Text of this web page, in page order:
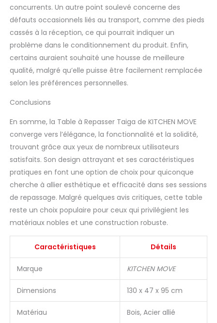
concurrents. Un autre point soulevé concerne des
défauts occasionnels liés au transport, comme des pieds
cassés à la réception, ce qui pourrait indiquer un
problème dans le conditionnement du produit. Enfin,
certains auraient souhaité une housse de meilleure
qualité, malgré qu’elle puisse être facilement remplacée
selon les préférences personnelles.
Conclusions
En somme, la Table à Repasser Taiga de KITCHEN MOVE
converge vers l’élégance, la fonctionnalité et la solidité,
trouvant grâce aux yeux de nombreux utilisateurs
satisfaits. Son design attrayant et ses caractéristiques
pratiques en font une option de choix pour quiconque
cherche à allier esthétique et efficacité dans ses sessions
de repassage. Malgré quelques avis critiques, cette table
reste un choix populaire pour ceux qui privilégient les
matériaux nobles et une construction robuste.
Caractéristiques Détails
Marque KITCHEN MOVE
Dimensions 130 x 47 x 95 cm
Matériau Bois, Acier allié